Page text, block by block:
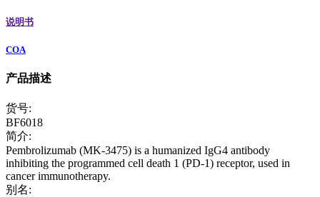
说明书
COA
产品描述
货号:
BF6018
简介:
Pembrolizumab (MK-3475) is a humanized IgG4 antibody
inhibiting the programmed cell death 1 (PD-1) receptor, used in
cancer immunotherapy.
别名: